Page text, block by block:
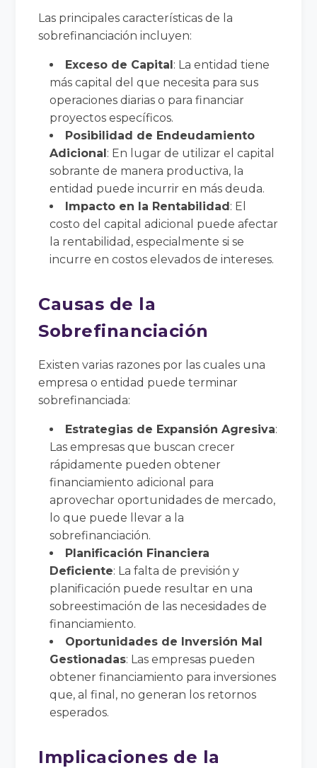
Las principales características de la
sobrefinanciación incluyen:
Exceso de Capital: La entidad tiene
más capital del que necesita para sus
operaciones diarias o para financiar
proyectos específicos.
Posibilidad de Endeudamiento
Adicional: En lugar de utilizar el capital
sobrante de manera productiva, la
entidad puede incurrir en más deuda.
Impacto en la Rentabilidad: El
costo del capital adicional puede afectar
la rentabilidad, especialmente si se
incurre en costos elevados de intereses.
Causas de la
Sobrefinanciación
Existen varias razones por las cuales una
empresa o entidad puede terminar
sobrefinanciada:
Estrategias de Expansión Agresiva:
Las empresas que buscan crecer
rápidamente pueden obtener
financiamiento adicional para
aprovechar oportunidades de mercado,
lo que puede llevar a la
sobrefinanciación.
Planificación Financiera
Deficiente: La falta de previsión y
planificación puede resultar en una
sobreestimación de las necesidades de
financiamiento.
Oportunidades de Inversión Mal
Gestionadas: Las empresas pueden
obtener financiamiento para inversiones
que, al final, no generan los retornos
esperados.
Implicaciones de la